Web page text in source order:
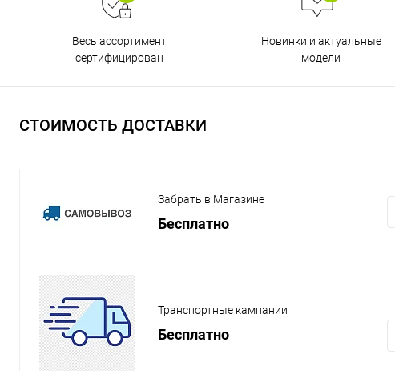
Весь ассортимент
сертифицирован
Новинки и актуальные
модели
СТОИМОСТЬ ДОСТАВКИ
Забрать в Магазине
Бесплатно
Транспортные кампании
Бесплатно